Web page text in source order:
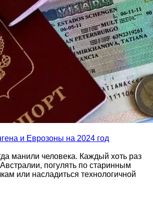
и Еврозоны на 2024 год
манили человека. Каждый хоть раз
погулять по старинным
или насладиться технологичной